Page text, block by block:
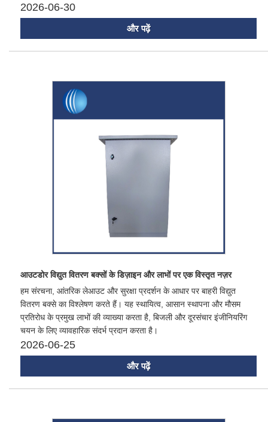
2026-06-30
और पढ़ें
आउटडोर विद्युत वितरण बक्सों के डिज़ाइन और लाभों पर एक विस्तृत नज़र
हम संरचना, आंतरिक लेआउट और सुरक्षा प्रदर्शन के आधार पर बाहरी विद्युत
वितरण बक्से का विश्लेषण करते हैं। यह स्थायित्व, आसान स्थापना और मौसम
प्रतिरोध के प्रमुख लाभों की व्याख्या करता है, बिजली और दूरसंचार इंजीनियरिंग
चयन के लिए व्यावहारिक संदर्भ प्रदान करता है।
2026-06-25
और पढ़ें